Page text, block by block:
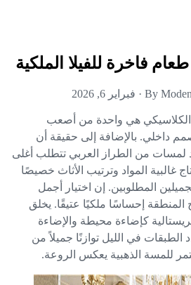
فاخرة للفيلا الملكية
By
·فبراير 6, 2026
هي واحدة من أصعب
بالإضافة إلى حقيقة أن
من الطراز العربي تتطلب أغلى
المواد وترتيب الأثاث خصيصًا
المطلوبين. إن اختيار أجمل
إحساسًا ملكيًا عتيقًا. يخلق
كإضاءة محيطة والإضاءة
في الليل توازنًا جميلاً من
الذهبية يعكس الروعة.